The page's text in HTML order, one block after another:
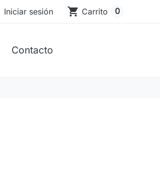
Iniciar sesión shopping_cart Carrito 0
Contacto